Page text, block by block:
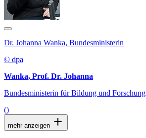
Dr. Johanna Wanka, Bundesministerin
© dpa
Wanka, Prof. Dr. Johanna
Bundesministerin für Bildung und Forschung
()
mehr anzeigen